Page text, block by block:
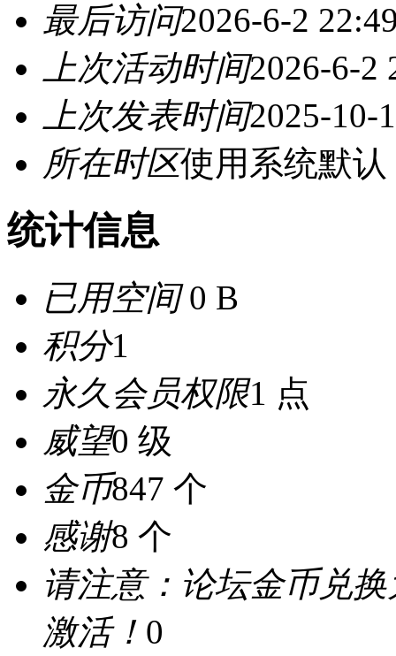
最后访问2026-6-2
上次活动时间2026-6-2
上次发表时间2025-10-
所在时区使用系统默认
统计信息
已用空间0 B
积分1
永久会员权限1 点
威望0 级
金币847 个
感谢8 个
请注意：论坛金币兑
激活！ 0